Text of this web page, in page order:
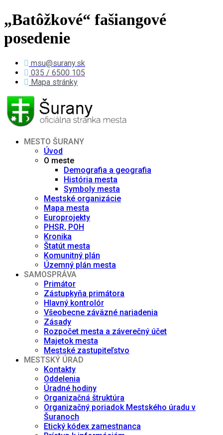
„Batôžkové“ fašiangové
posedenie
msu@surany.sk
035 / 6500 105
Mapa stránky
MESTO ŠURANY
Úvod
O meste
Demografia a geografia
História mesta
Symboly mesta
Mestské organizácie
Mapa mesta
Europrojekty
PHSR, POH
Kronika
Štatút mesta
Komunitný plán
Územný plán mesta
SAMOSPRÁVA
Primátor
Zástupkyňa primátora
Hlavný kontrolór
Všeobecne záväzné nariadenia
Zásady
Rozpočet mesta a záverečný účet
Majetok mesta
Mestské zastupiteľstvo
MESTSKÝ ÚRAD
Kontakty
Oddelenia
Úradné hodiny
Organizačná štruktúra
Organizačný poriadok Mestského úradu v
Šuranoch
Etický kódex zamestnanca